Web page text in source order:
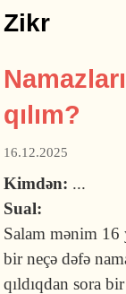
Zikr
qılım?
16.12.2025
Kimdən: ...
Sual:
Salam mənim 16
bir neçə dəfə
qıldıqdan sora